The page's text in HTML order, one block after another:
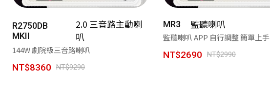
R2750DB
MKII
2.0 三音路主動喇
叭
144W 劇院級三音路喇叭
NT$8360 NT$9290
MR3 監聽喇叭
監聽喇叭 APP 自行調整 簡單上手
NT$2690 NT$2990